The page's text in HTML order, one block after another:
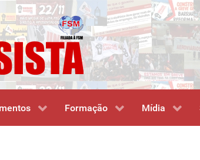
Formação Mídia